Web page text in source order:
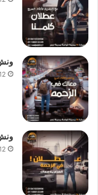
ونش